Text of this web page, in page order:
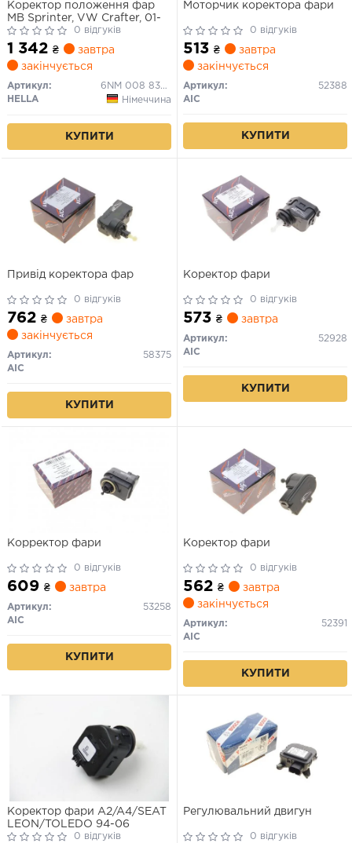
Коректор положення фар
MB Sprinter, VW Crafter, 01-
0 відгуків
1 342 ₴
завтра
закінчується
Артикул:
6NM 008 830-601
HELLA
Німеччина
КУПИТИ
Моторчик коректора фари
0 відгуків
513 ₴
завтра
закінчується
Артикул:
52388
AIC
КУПИТИ
Привід коректора фар
0 відгуків
762 ₴
завтра
закінчується
Артикул:
58375
AIC
КУПИТИ
Коректор фари
0 відгуків
573 ₴ завтра
Артикул:
52928
AIC
КУПИТИ
Корректор фари
0 відгуків
609 ₴ завтра
Артикул:
53258
AIC
КУПИТИ
Коректор фари
0 відгуків
562 ₴
завтра
закінчується
Артикул:
52391
AIC
КУПИТИ
Коректор фари A2/A4/SEAT
LEON/TOLEDO 94-06
0 відгуків
Регулювальний двигун
0 відгуків